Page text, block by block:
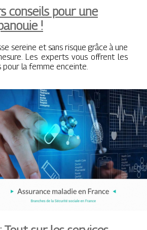
conseils pour une
!
sereine et sans risque grâce à une
Les experts vous offrent les
pour la femme enceinte.